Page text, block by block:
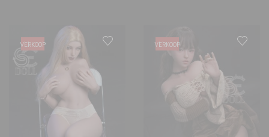
VERKOOP VERKOOP